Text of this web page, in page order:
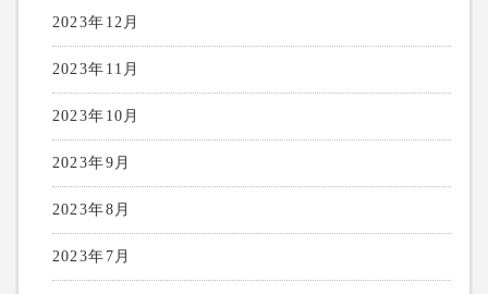
2023年12月
2023年11月
2023年10月
2023年9月
2023年8月
2023年7月